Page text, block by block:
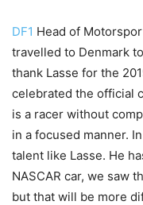
DF1 Head of
travelled to Denmark
thank Lasse for the
celebrated the official
is a racer without
in a focused manner.
talent like Lasse. He
NASCAR car, we saw
but that will be more